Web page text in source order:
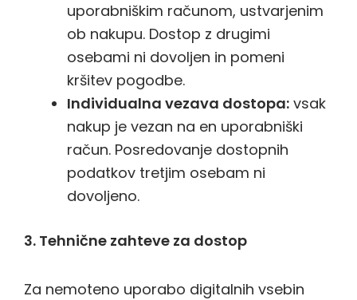
uporabniškim računom, ustvarjenim
ob nakupu. Dostop z drugimi
osebami ni dovoljen in pomeni
kršitev pogodbe.
Individualna vezava dostopa: vsak
nakup je vezan na en uporabniški
račun. Posredovanje dostopnih
podatkov tretjim osebam ni
dovoljeno.
3. Tehnične zahteve za dostop
Za nemoteno uporabo digitalnih vsebin